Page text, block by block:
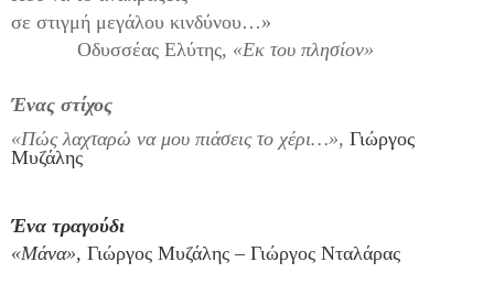
σε στιγμή μεγάλου κινδύνου…»
Οδυσσέας Ελύτης, «Εκ του πλησίον»
Ένας στίχος
«Πώς λαχταρώ να μου πιάσεις το χέρι…», Γιώργος
Μυζάλης
Ένα τραγούδι
«Μάνα», Γιώργος Μυζάλης – Γιώργος Νταλάρας